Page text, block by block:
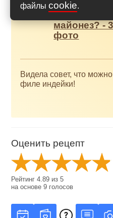
файлы cookie.
Как
полезный
майонез? -
фото
Видела совет, что
филе индейки!
Оценить рецепт
Рейтинг4.89 из5
на основе9 голосов